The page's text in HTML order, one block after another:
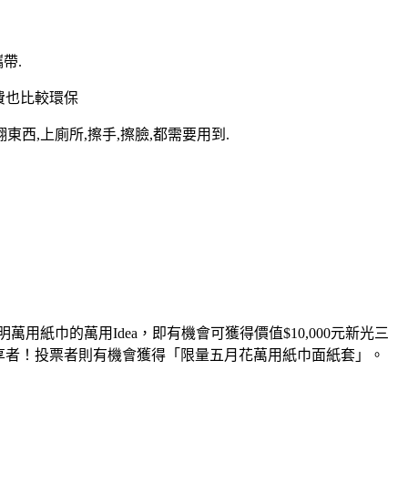
.
也比較環保
西,上廁所,擦手,擦臉,都需要用到.
用紙巾的萬用Idea，即有機會可獲得價值$10,000元新光三
！投票者則有機會獲得「限量五月花萬用紙巾面紙套」。